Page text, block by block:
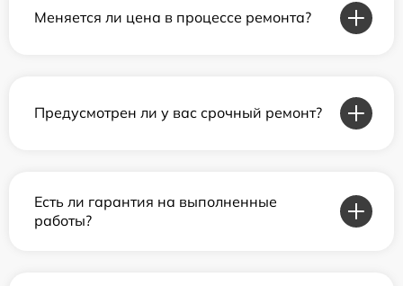
Меняется ли цена в процессе ремонта?
Предусмотрен ли у вас срочный ремонт?
Есть ли гарантия на выполненные
работы?